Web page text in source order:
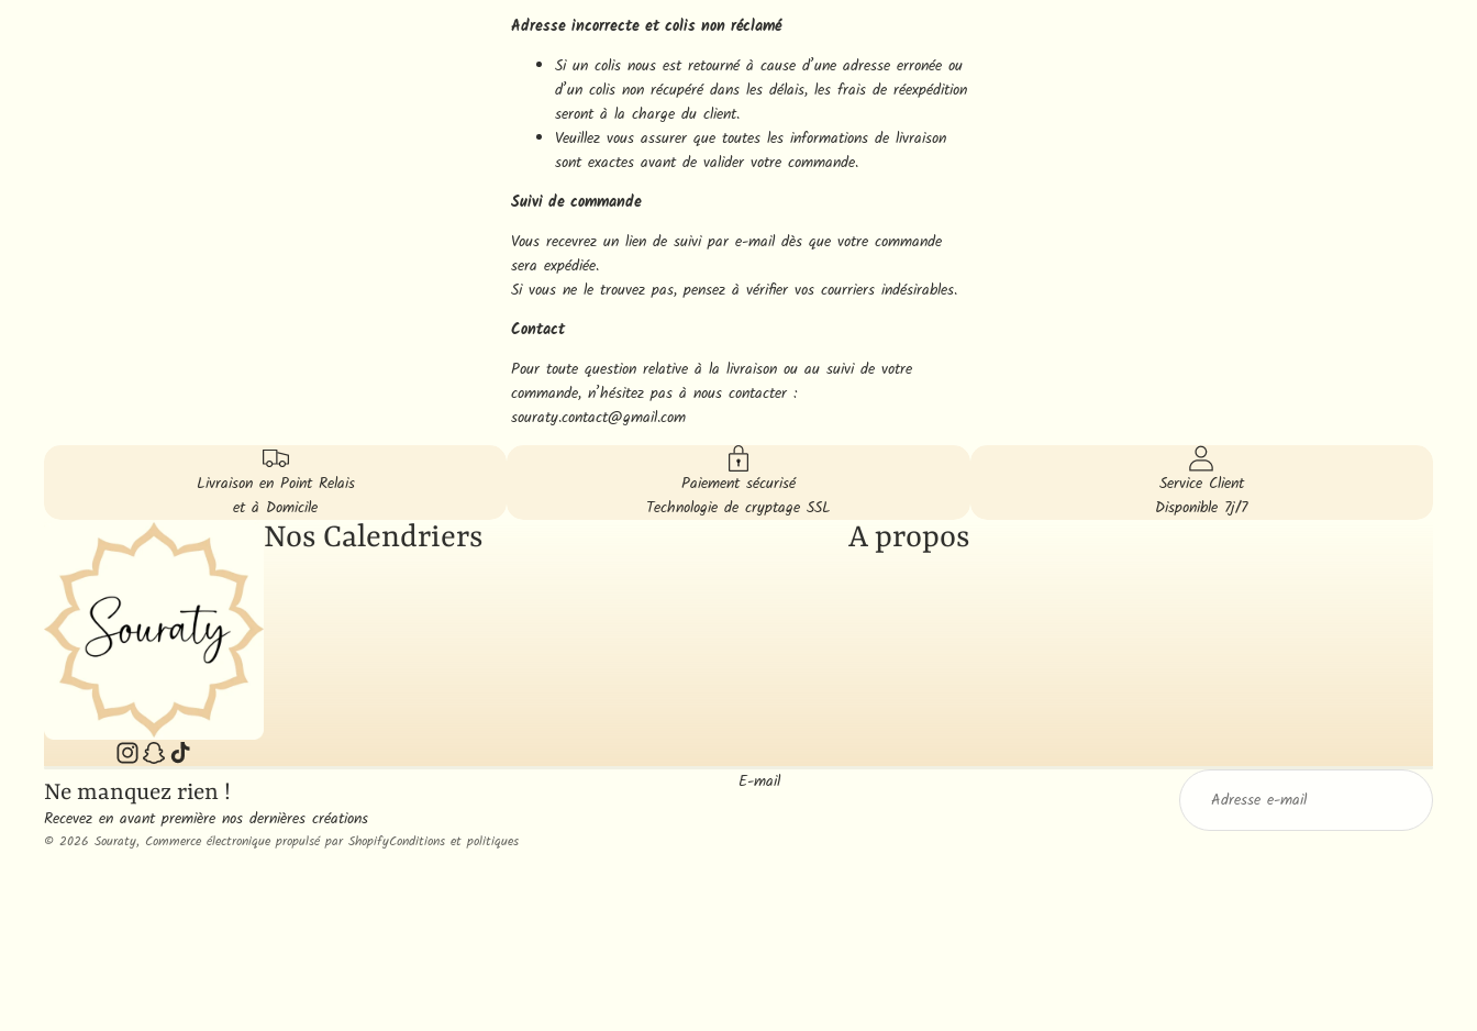
Adresse incorrecte et colis non réclamé
Si un colis nous est retourné à cause d’une adresse erronée ou
d’un colis non récupéré dans les délais, les frais de réexpédition
seront à la charge du client.
Veuillez vous assurer que toutes les informations de livraison
sont exactes avant de valider votre commande.
Suivi de commande
Vous recevrez un lien de suivi par e-mail dès que votre commande
sera expédiée.
Si vous ne le trouvez pas, pensez à vérifier vos courriers indésirables.
Contact
Pour toute question relative à la livraison ou au suivi de votre
commande, n’hésitez pas à nous contacter :
souraty.contact@gmail.com
Livraison en Point Relais
et à Domicile
Paiement sécurisé
Technologie de cryptage SSL
Service Client
Disponible 7j/7
Nos Calendriers A propos
Ne manquez rien !
Recevez en avant première nos dernières créations
E-mail
© 2026 Souraty, Commerce électronique propulsé par ShopifyConditions et politiques
Coordonnées